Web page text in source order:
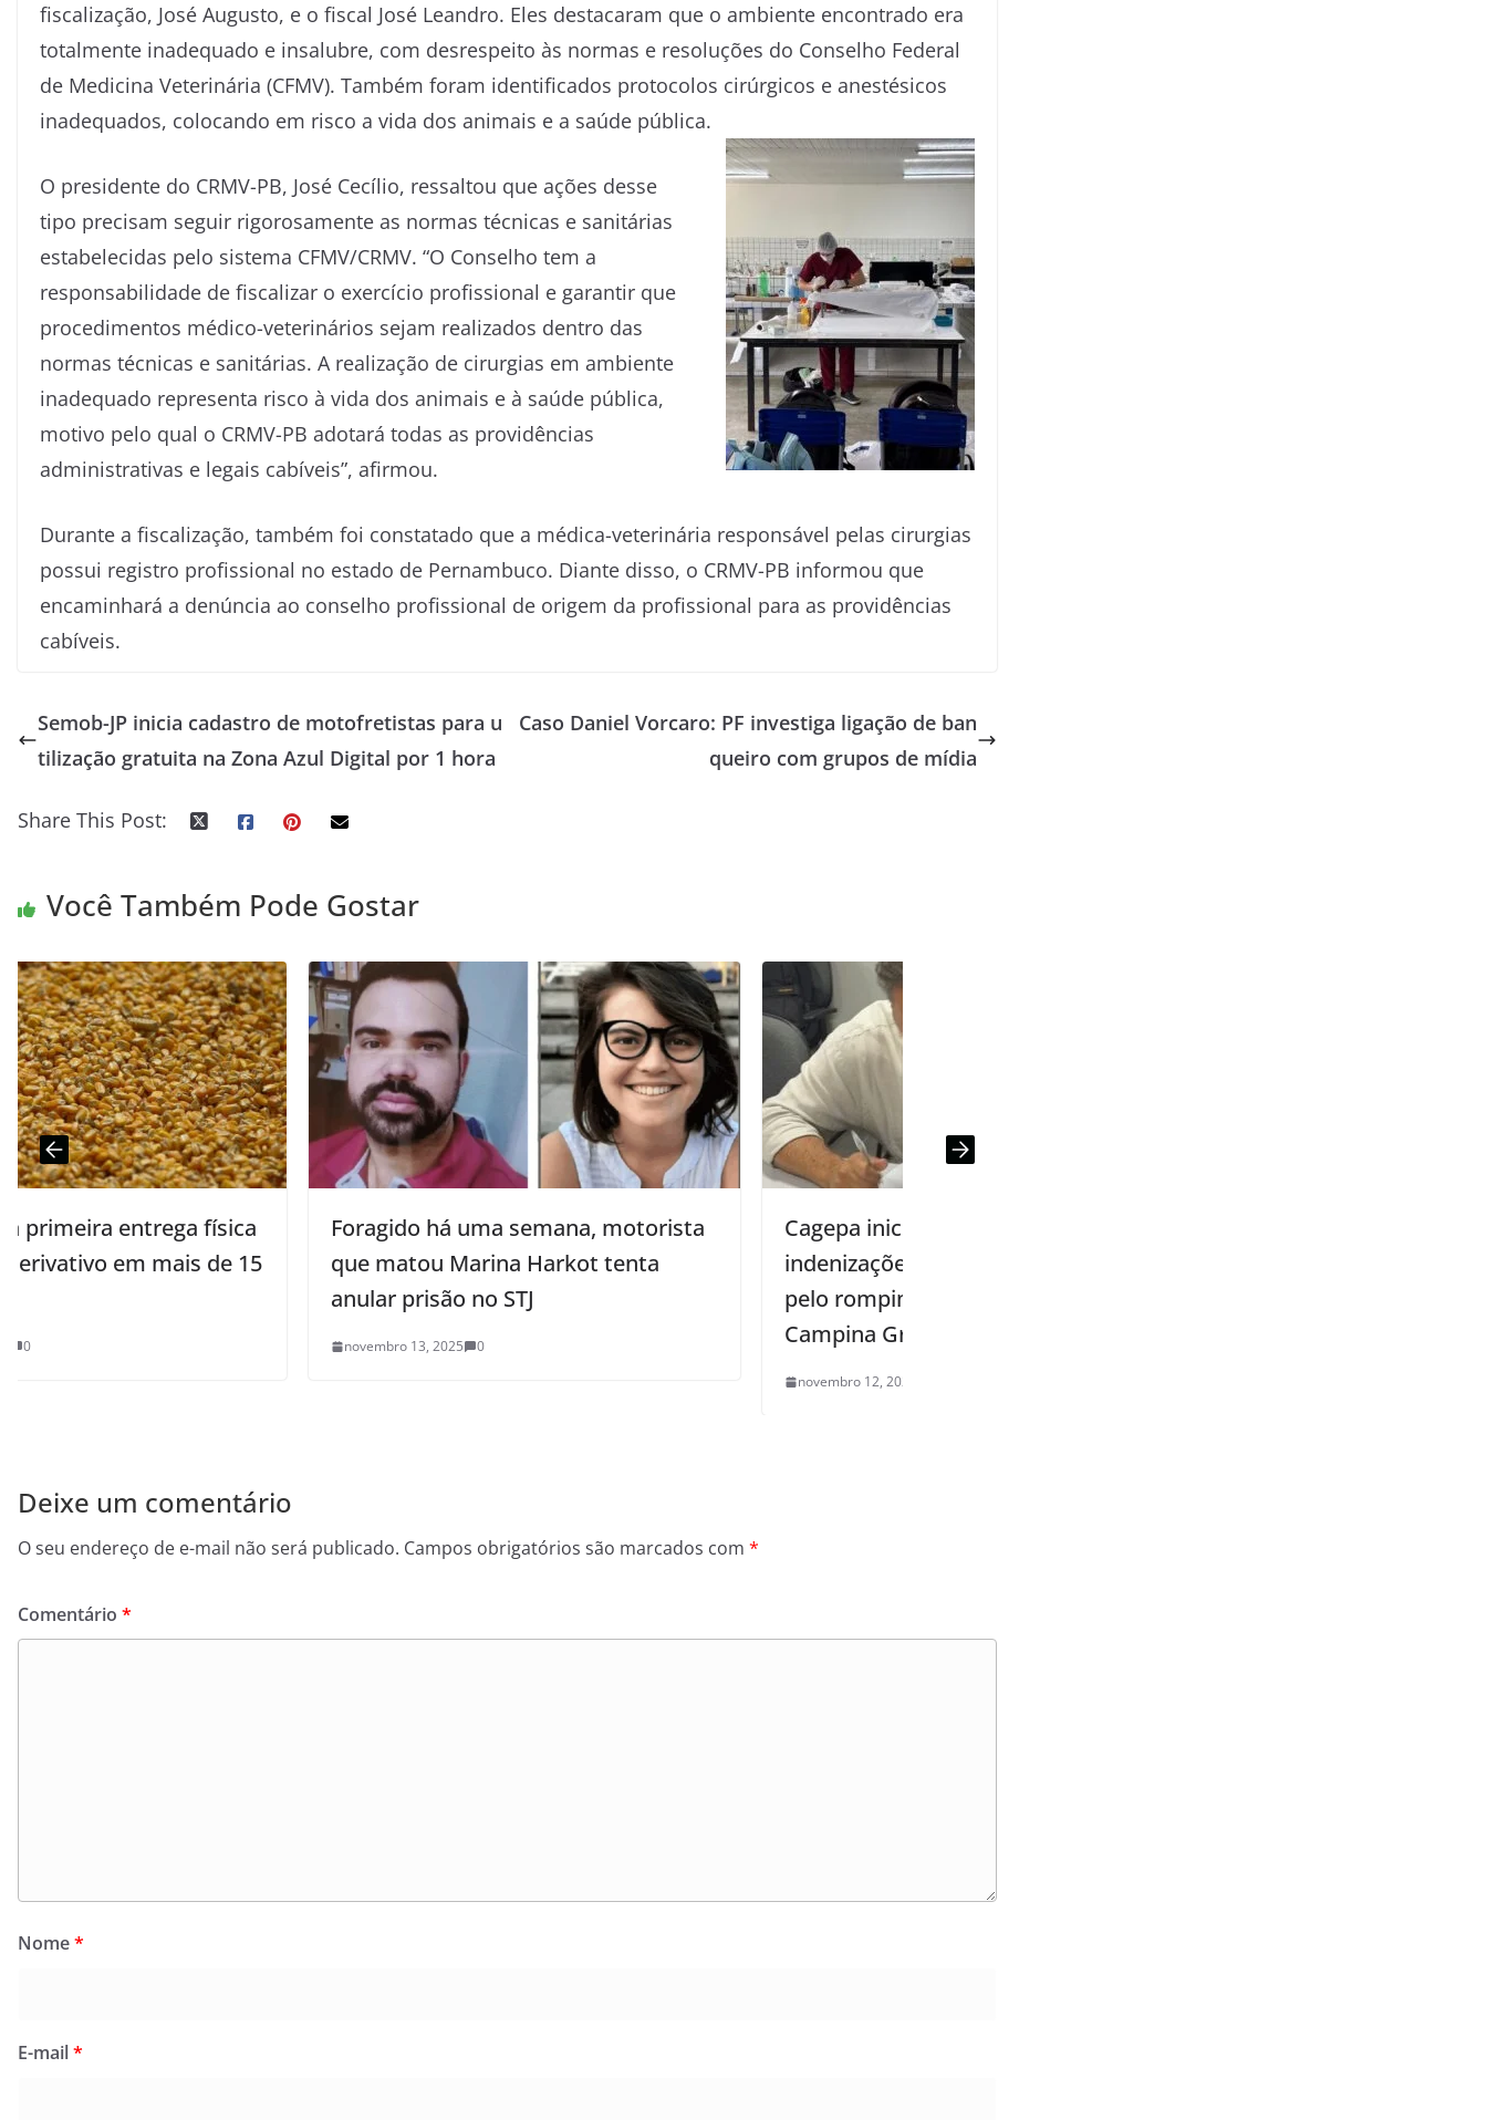
fiscalização, José Augusto, e o fiscal José Leandro. Eles destacaram que o ambiente encontrado era
totalmente inadequado e insalubre, com desrespeito às normas e resoluções do Conselho Federal
de Medicina Veterinária (CFMV). Também foram identificados protocolos cirúrgicos e anestésicos
inadequados, colocando em risco a vida dos animais e a saúde pública.
O presidente do CRMV-PB, José Cecílio, ressaltou que ações desse
tipo precisam seguir rigorosamente as normas técnicas e sanitárias
estabelecidas pelo sistema CFMV/CRMV. “O Conselho tem a
responsabilidade de fiscalizar o exercício profissional e garantir que
procedimentos médico-veterinários sejam realizados dentro das
normas técnicas e sanitárias. A realização de cirurgias em ambiente
inadequado representa risco à vida dos animais e à saúde pública,
motivo pelo qual o CRMV-PB adotará todas as providências
administrativas e legais cabíveis”, afirmou.
Durante a fiscalização, também foi constatado que a médica-veterinária responsável pelas cirurgias
possui registro profissional no estado de Pernambuco. Diante disso, o CRMV-PB informou que
encaminhará a denúncia ao conselho profissional de origem da profissional para as providências
cabíveis.
Semob-JP inicia cadastro de motofretistas para u
tilização gratuita na Zona Azul Digital por 1 hora
Caso Daniel Vorcaro: PF investiga ligação de ban
queiro com grupos de mídia
Share This Post:
Você Também Pode Gostar
Foragido há uma semana, motorista
que matou Marina Harkot tenta
Cagepa inicia pagamento das
indenizações às famílias atingidas
pelo rompimento do reservatório em
Deixe um comentário
O seu endereço de e-mail não será publicado. Campos obrigatórios são marcados com *
Comentário *
Nome*
E-mail*